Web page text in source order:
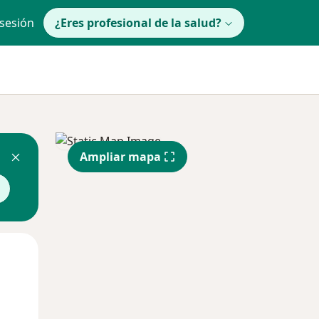
¿Eres profesional de la salud?
Ampliar mapa